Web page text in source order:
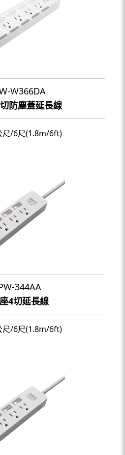
W366DA
防塵蓋延長線
尺/6尺(1.8m/6ft)
344AA
4切延長線
尺/6尺(1.8m/6ft)